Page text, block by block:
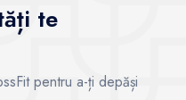
te
pentru a-ți depăși